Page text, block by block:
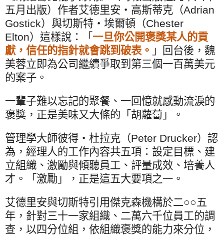
五月出版）作者艾德里安‧高斯蒂克（Adrian
Gostick）與切斯特‧埃爾頓（Chester
Elton）這樣說：「 一旦你公開褒獎某人的貢
獻，信任的指針就會跳到破表。 」回台後，魏
美蓉立即為公司繼續爭取到第三個一百萬美元
的案子。
一輩子難以忘記的聚餐、一回憶就感動流淚的
褒獎，正是美味又大條的「胡蘿蔔」。
管理學大師彼得‧杜拉克（Peter Drucker）認
為，經理人的工作內容共五項：設定目標、建
立組織、激勵與傾聽員工、評量成效、培養人
才。「激勵」，正是這五大要項之一。
艾德里安與切斯特引用傑克森機構於二○○五
年，針對三十一家組織、二萬六千位員工的調
查，以四分位組，依組織褒獎的能力來分位，